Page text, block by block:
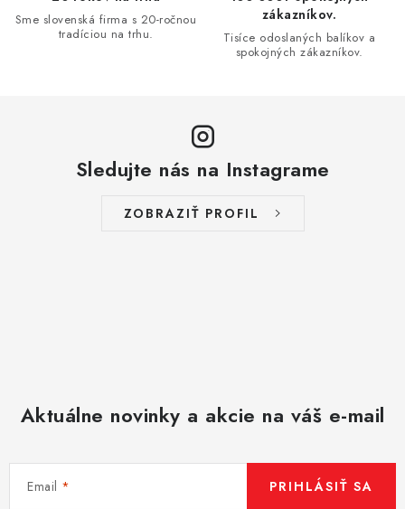
Sme slovenská firma s 20-ročnou
tradíciou na trhu.
zákazníkov.
Tisíce odoslaných balíkov a
spokojných zákazníkov.
Sledujte nás na Instagrame
ZOBRAZIŤ PROFIL
Aktuálne novinky a akcie na váš e-mail
Email PRIHLÁSIŤ SA